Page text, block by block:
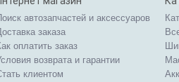
автозапчастей и аксессуаров
заказа
оплатить заказ
возврата и гарантии
клиентом